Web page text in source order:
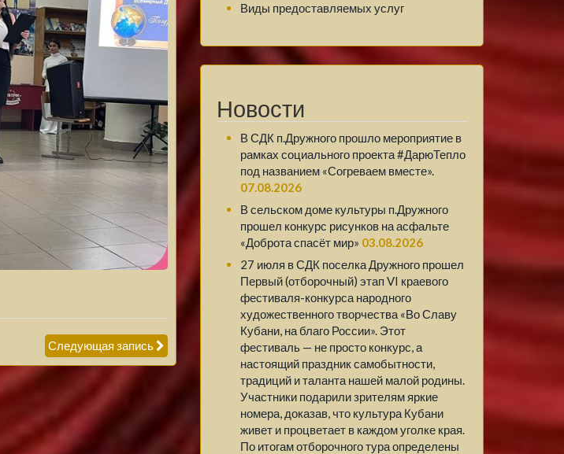
Следующая запись
Виды предоставляемых услуг
Новости
В СДК п.Дружного прошло мероприятие в
рамках социального проекта #ДарюТепло
под названием «Согреваем вместе».
07.08.2026
В сельском доме культуры п.Дружного
прошел конкурс рисунков на асфальте
«Доброта спасёт мир» 03.08.2026
27 июля в СДК поселка Дружного прошел
Первый (отборочный) этап VI краевого
фестиваля-конкурса народного
художественного творчества «Во Славу
Кубани, на благо России». Этот
фестиваль — не просто конкурс, а
настоящий праздник самобытности,
традиций и таланта нашей малой родины.
Участники подарили зрителям яркие
номера, доказав, что культура Кубани
живет и процветает в каждом уголке края.
По итогам отборочного тура определены